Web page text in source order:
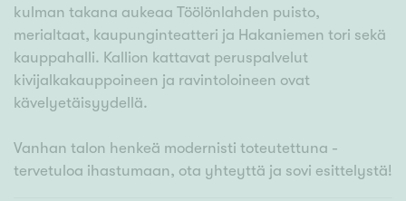
kulman takana aukeaa Töölönlahden puisto,
merialtaat, kaupunginteatteri ja Hakaniemen tori sekä
kauppahalli. Kallion kattavat peruspalvelut
kivijalkakauppoineen ja ravintoloineen ovat
kävelyetäisyydellä.
Vanhan talon henkeä modernisti toteutettuna -
tervetuloa ihastumaan, ota yhteyttä ja sovi esittelystä!